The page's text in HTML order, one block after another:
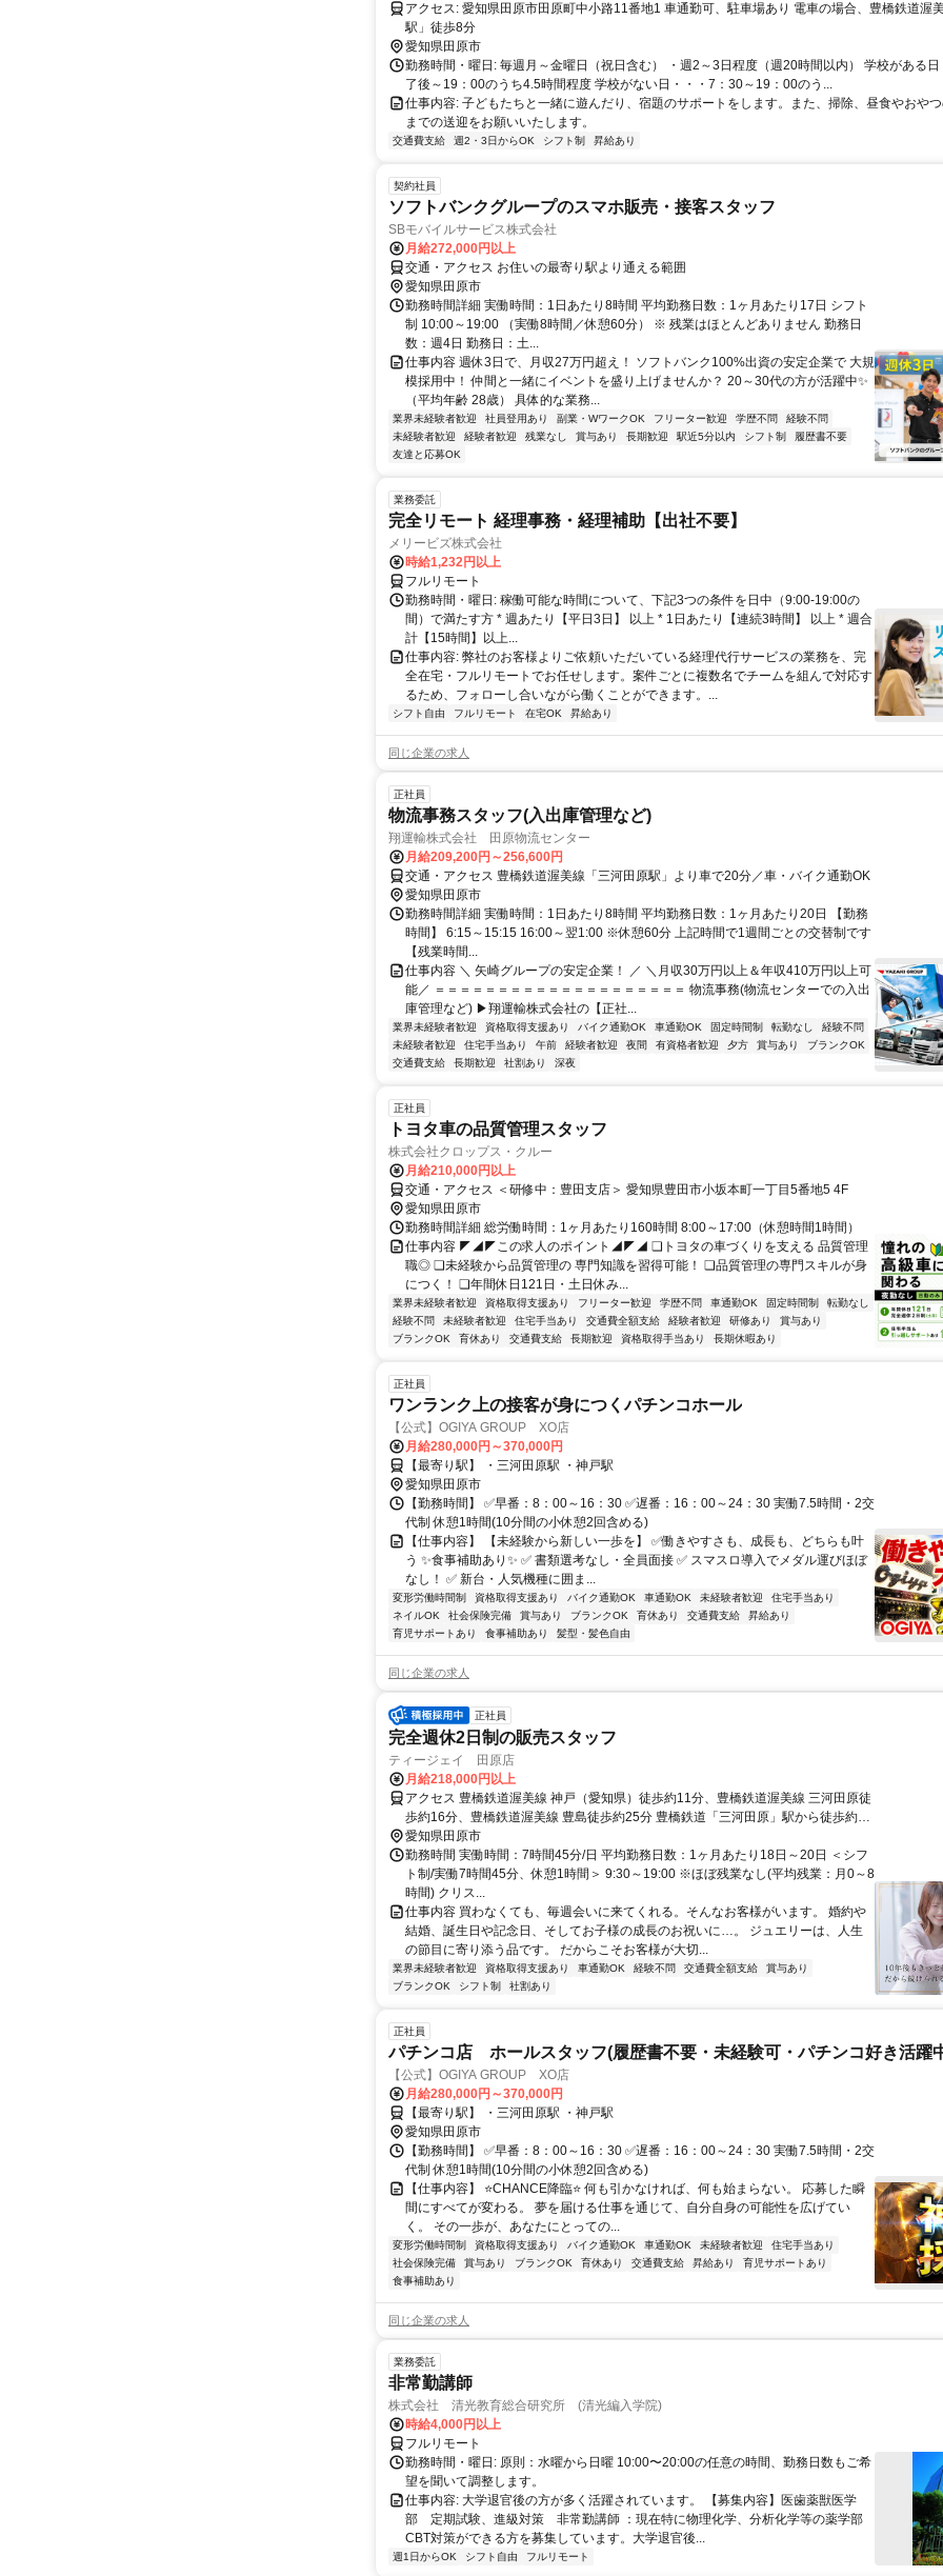
アクセス: 愛知県田原市田原町中小路11番地1 車通勤可、駐車場あり 電車の場合、豊橋鉄道渥美線「三河田原
駅」徒歩8分
愛知県田原市
勤務時間・曜日: 毎週月～金曜日（祝日含む） ・週2～3日程度（週20時間以内） 学校がある
了後～19：00のうち4.5時間程度 学校がない日・・・7：30～19：00のう...
仕事内容: 子どもたちと一緒に遊んだり、宿題のサポートをします。また、掃除、昼食やおや
までの送迎をお願いいたします。
交通費支給 週2・3日からOK シフト制 昇給あり
契約社員
ソフトバンクグループのスマホ販売・接客スタッフ
SBモバイルサービス株式会社
月給272,000円以上
交通・アクセス お住いの最寄り駅より通える範囲
愛知県田原市
勤務時間詳細 実働時間：1日あたり8時間 平均勤務日数：1ヶ月あたり17日 シフト
制 10:00～19:00 （実働8時間／休憩60分） ※ 残業はほとんどありません 勤務日
数：週4日 勤務日：土...
仕事内容 週休3日で、月収27万円超え！ ソフトバンク100%出資の安定企業で 大規
模採用中！ 仲間と一緒にイベントを盛り上げませんか？ 20～30代の方が活躍中✨
（平均年齢 28歳） 具体的な業務...
業界未経験者歓迎 社員登用あり 副業・WワークOK フリーター歓迎 学歴不問
経験不問
未経験者歓迎
経験者歓迎 残業なし 賞与あり 長期歓迎 駅近5分以内 シフト制
履歴書不要
友達と応募OK
業務委託
完全リモート 経理事務・経理補助【出社不要】
メリービズ株式会社
時給1,232円以上
フルリモート
勤務時間・曜日: 稼働可能な時間について、下記3つの条件を日中（9:00-19:00の
間）で満たす方 * 週あたり【平日3日】 以上 * 1日あたり【連続3時間】 以上 * 週合
計【15時間】以上...
仕事内容: 弊社のお客様よりご依頼いただいている経理代行サービスの業務を、完
全在宅・フルリモートでお任せします。案件ごとに複数名でチームを組んで対応す
るため、フォローし合いながら働くことができます。...
シフト自由 フルリモート 在宅OK 昇給あり
同じ企業の求人
正社員
物流事務スタッフ(入出庫管理など)
翔運輸株式会社 田原物流センター
月給209,200円～256,600円
交通・アクセス 豊橋鉄道渥美線「三河田原駅」より車で20分／車・バイク通勤OK
愛知県田原市
勤務時間詳細 実働時間：1日あたり8時間 平均勤務日数：1ヶ月あたり20日 【勤務
時間】 6:15～15:15 16:00～翌1:00 ※休憩60分 上記時間で1週間ごとの交替制です
【残業時間...
仕事内容 ＼ 矢崎グループの安定企業！ ／ ＼月収30万円以上＆年収410万円以上可
能／ ＝＝＝＝＝＝＝＝＝＝＝＝＝＝＝＝＝＝＝＝ 物流事務(物流センターでの入出
庫管理など) ▶翔運輸株式会社の【正社...
業界未経験者歓迎 資格取得支援あり バイク通勤OK 車通勤OK 固定時間制 転勤なし
経験不問
未経験者歓迎
住宅手当あり 午前 経験者歓迎 夜間 有資格者歓迎 夕方 賞与あり
ブランクOK
交通費支給
長期歓迎 社割あり 深夜
正社員
トヨタ車の品質管理スタッフ
株式会社クロップス・クルー
月給210,000円以上
交通・アクセス ＜研修中：豊田支店＞ 愛知県豊田市小坂本町一丁目5番地5 4F
愛知県田原市
勤務時間詳細 総労働時間：1ヶ月あたり160時間 8:00～17:00（休憩時間1時間）
仕事内容 ◤◢◤この求人のポイント◢◤◢ ❏トヨタの車づくりを支える 品質管理
職◎ ❏未経験から品質管理の 専門知識を習得可能！ ❏品質管理の専門スキルが身
につく！ ❏年間休日121日・土日休み...
業界未経験者歓迎 資格取得支援あり フリーター歓迎 学歴不問 車通勤OK 固定時間制
転勤なし
経験不問
未経験者歓迎 住宅手当あり 交通費全額支給 経験者歓迎 研修あり
賞与あり
ブランクOK
育休あり 交通費支給 長期歓迎 資格取得手当あり 長期休暇あり
正社員
ワンランク上の接客が身につくパチンコホール
【公式】OGIYA GROUP XO店
月給280,000円～370,000円
【最寄り駅】 ・三河田原駅 ・神戸駅
愛知県田原市
【勤務時間】 ✅早番：8：00～16：30 ✅遅番：16：00～24：30 実働7.5時間・2交
代制 休憩1時間(10分間の小休憩2回含める)
【仕事内容】 【未経験から新しい一歩を】 ✅️働きやすさも、成長も、どちらも叶
う ✨️食事補助あり✨️ ✅ 書類選考なし・全員面接 ✅ スマスロ導入でメダル運びほぼ
なし！ ✅ 新台・人気機種に囲ま...
変形労働時間制 資格取得支援あり バイク通勤OK 車通勤OK 未経験者歓迎
住宅手当あり
ネイルOK
社会保険完備 賞与あり ブランクOK 育休あり 交通費支給
昇給あり
育児サポートあり
食事補助あり 髪型・髪色自由
同じ企業の求人
正社員
完全週休2日制の販売スタッフ
ティージェイ 田原店
月給218,000円以上
アクセス 豊橋鉄道渥美線 神戸（愛知県）徒歩約11分、豊橋鉄道渥美線 三河田原徒
歩約16分、豊橋鉄道渥美線 豊島徒歩約25分 豊橋鉄道「三河田原」駅から徒歩約15
分
愛知県田原市
勤務時間 実働時間：7時間45分/日 平均勤務日数：1ヶ月あたり18日～20日 ＜シフ
ト制/実働7時間45分、休憩1時間＞ 9:30～19:00 ※ほぼ残業なし(平均残業：月0～8
時間) クリス...
仕事内容 買わなくても、毎週会いに来てくれる。そんなお客様がいます。 婚約や
結婚、誕生日や記念日、そしてお子様の成長のお祝いに…。 ジュエリーは、人生
の節目に寄り添う品です。 だからこそお客様が大切...
業界未経験者歓迎 資格取得支援あり 車通勤OK 経験不問 交通費全額支給
賞与あり
ブランクOK
シフト制 社割あり
正社員
パチンコ店 ホールスタッフ(履歴書不要・未経験可・パチンコ好き活躍
【公式】OGIYA GROUP XO店
月給280,000円～370,000円
【最寄り駅】 ・三河田原駅 ・神戸駅
愛知県田原市
【勤務時間】 ✅早番：8：00～16：30 ✅遅番：16：00～24：30 実働7.5時間・2交
代制 休憩1時間(10分間の小休憩2回含める)
【仕事内容】 ⭐️CHANCE降臨⭐️ 何も引かなければ、何も始まらない。 応募した瞬
間にすべてが変わる。 夢を届ける仕事を通じて、自分自身の可能性を広げてい
く。 その一歩が、あなたにとっての...
変形労働時間制 資格取得支援あり バイク通勤OK 車通勤OK 未経験者歓迎
住宅手当あり
社会保険完備
賞与あり ブランクOK 育休あり 交通費支給 昇給あり
育児サポートあり
食事補助あり
同じ企業の求人
業務委託
非常勤講師
株式会社 清光教育総合研究所 (清光編入学院)
時給4,000円以上
フルリモート
勤務時間・曜日: 原則：水曜から日曜 10:00〜20:00の任意の時間、勤務日数もご希
望を聞いて調整します。
仕事内容: 大学退官後の方が多く活躍されています。 【募集内容】医歯薬獣医学
部 定期試験、進級対策 非常勤講師 ：現在特に物理化学、分析化学等の薬学部
CBT対策ができる方を募集しています。大学退官後...
週1日からOK シフト自由 フルリモート